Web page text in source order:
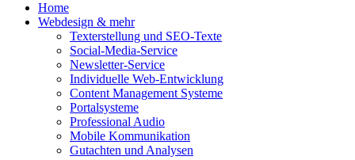
Home
Webdesign & mehr
Texterstellung und SEO-Texte
Social-Media-Service
Newsletter-Service
Individuelle Web-Entwicklung
Content Management Systeme
Portalsysteme
Professional Audio
Mobile Kommunikation
Gutachten und Analysen